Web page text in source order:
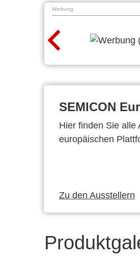
Werbung
SEMICON
Hier finden Sie alle
europäischen
Zu den Ausstellern